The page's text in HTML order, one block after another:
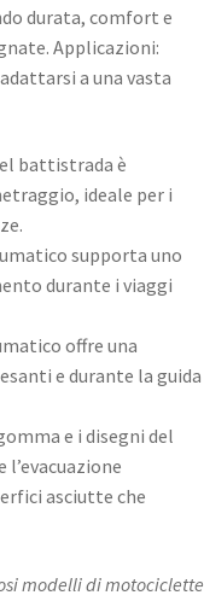
durata, comfort e
​Applicazioni:
a una vasta
battistrada è
ideale per i
supporta uno
durante i viaggi
offre una
e durante la guida
e i disegni del
asciutte che
modelli di motociclette